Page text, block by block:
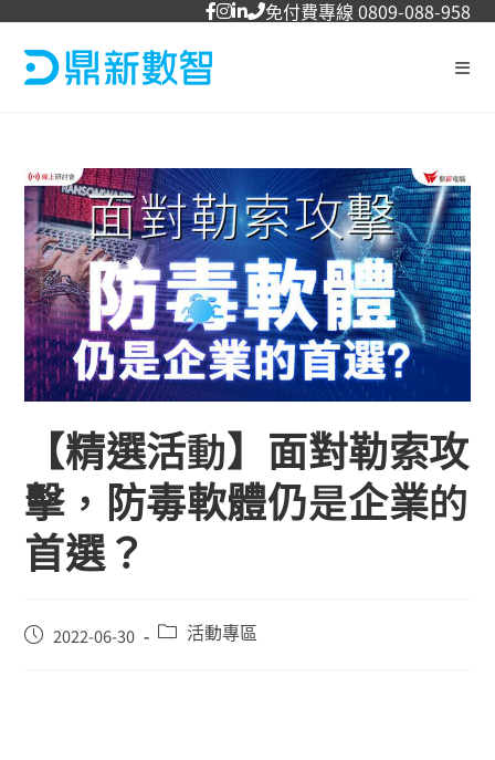
免付費專線 0809-088-958
【精選活動】面對勒索攻
擊，防毒軟體仍是企業的
首選？
2022-06-30 活動專區